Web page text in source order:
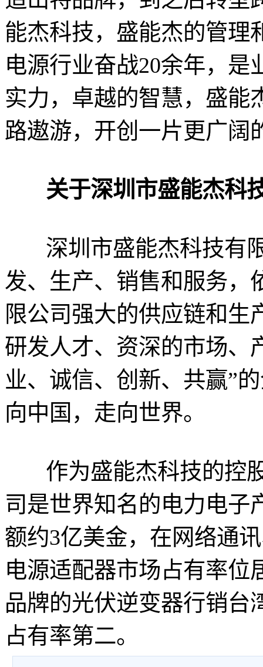
能杰科技，盛能杰的管理
电源行业奋战20余年，
实力，卓越的智慧，盛能
路遨游，开创一片更广阔
关于深圳市盛能杰科
深圳市盛能杰科技有
发、生产、销售和服务，
限公司强大的供应链和
研发人才、资深的市场、
业、诚信、创新、共赢”
向中国，走向世界。
作为盛能杰科技的控
司是世界知名的电力电子
额约3亿美金，在网络通
电源适配器市场占有率位
品牌的光伏逆变器行销台
占有率第二。